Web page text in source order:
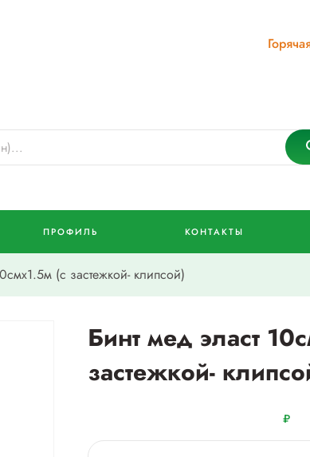
ПРОФИЛЬ КОНТАКТЫ
(с застежкой- клипсой)
Бинт мед эласт
застежкой-
₽